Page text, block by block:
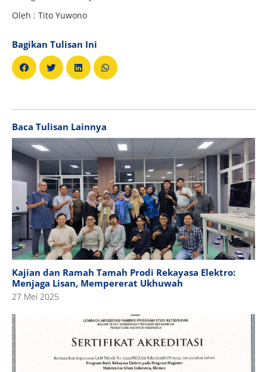
Oleh : Tito Yuwono
Bagikan Tulisan Ini
Baca Tulisan Lainnya
Kajian dan Ramah Tamah Prodi Rekayasa Elektro:
Menjaga Lisan, Mempererat Ukhuwah
27 Mei 2025